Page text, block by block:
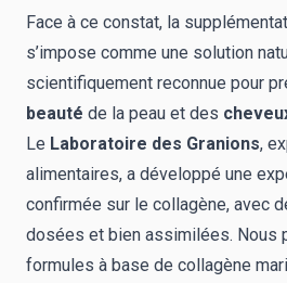
Face à ce constat, la
s’impose comme une solution
scientifiquement reconnue pour
beauté de la peau et des
Le Laboratoire des Granions,
alimentaires, a développé une
confirmée sur le collagène, avec
dosées et bien assimilées. Nous
formules à base de collagène